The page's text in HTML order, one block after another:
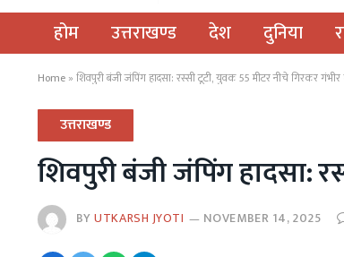
होम उत्तराखण्ड देश दुनिया
Home » शिवपुरी बंजी जंपिंग हादसा: रस्सी टूटी, युवक 55 मीटर नीचे गिरकर
उत्तराखण्ड
शिवपुरी बंजी जंपिंग हादसा:
BYUTKARSH JYOTI NOVEMBER 14, 2025